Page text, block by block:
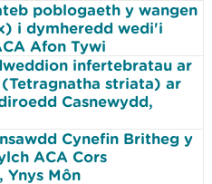
poblogaeth y wangen
i dymheredd wedi'i
Afon Tywi
infertebratau ar
(Tetragnatha striata) ar
Casnewydd,
Cynefin Britheg y
ACA Cors
Ynys Môn